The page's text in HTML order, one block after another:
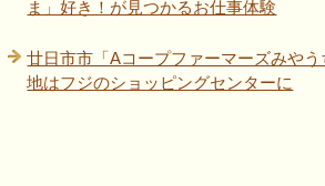
ま」好き！が見つかるお仕事体験
廿日市市「Aコープファーマーズみや
地はフジのショッピングセンターに